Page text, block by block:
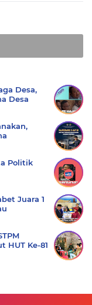
Desa,
Desa
Politik
Juara 1
HUT Ke-81